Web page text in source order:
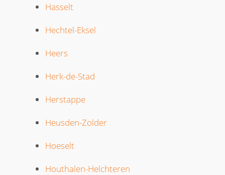
Hasselt
Hechtel-Eksel
Heers
Herk-de-Stad
Herstappe
Heusden-Zolder
Hoeselt
Houthalen-Helchteren